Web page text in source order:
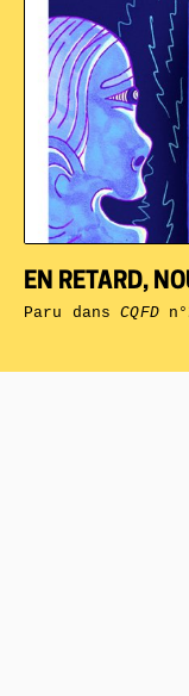
EN RETARD,
Paru dansCQFD